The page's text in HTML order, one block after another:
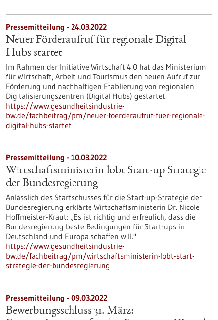
Pressemitteilung - 24.03.2022
Neuer Förderaufruf für regionale Digital
Hubs startet
Im Rahmen der Initiative Wirtschaft 4.0 hat das Ministerium
für Wirtschaft, Arbeit und Tourismus den neuen Aufruf zur
Förderung und nachhaltigen Etablierung von regionalen
Digitalisierungszentren (Digital Hubs) gestartet.
https://www.gesundheitsindustrie-
bw.de/fachbeitrag/pm/neuer-foerderaufruf-fuer-regionale-
digital-hubs-startet
Pressemitteilung - 10.03.2022
Wirtschaftsministerin lobt Start-up Strategie
der Bundesregierung
Anlässlich des Startschusses für die Start-up-Strategie der
Bundesregierung erklärte Wirtschaftsministerin Dr. Nicole
Hoffmeister-Kraut: „Es ist richtig und erfreulich, dass die
Bundesregierung beste Bedingungen für Start-ups in
Deutschland und Europa schaffen will."
https://www.gesundheitsindustrie-
bw.de/fachbeitrag/pm/wirtschaftsministerin-lobt-start-
strategie-der-bundesregierung
Pressemitteilung - 09.03.2022
Bewerbungsschluss 31. März: